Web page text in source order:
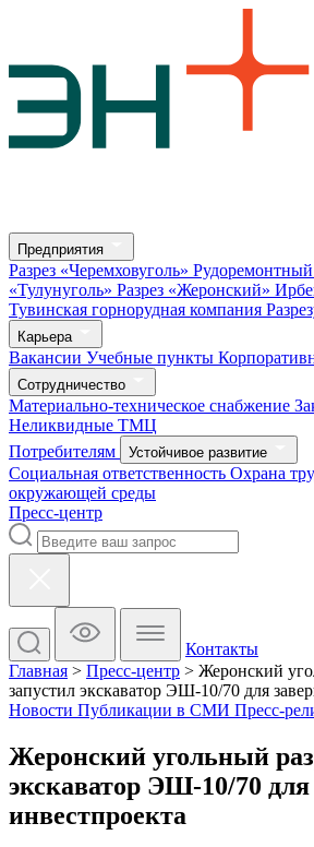
Предприятия
Разрез «Черемховуголь» Рудоремонтный
«Тулунуголь» Разрез «Жеронский»
Тувинская горнорудная компания
Карьера
Вакансии Учебные пункты
Сотрудничество
Материально-техническое снабжение
Неликвидные ТМЦ
Потребителям
Устойчивое развитие
Социальная ответственность Охрана
окружающей среды
Пресс-центр
Контакты
Главная > Пресс-центр > Жеронский
запустил экскаватор ЭШ-10/70 для
Новости Публикации в СМИ Пресс-
Жеронский угольный
экскаватор ЭШ-10/70
инвестпроекта